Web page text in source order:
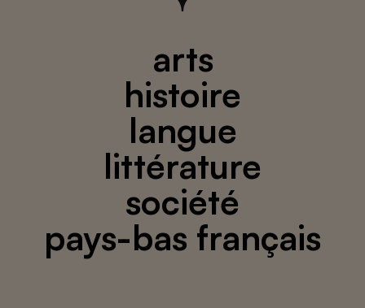
arts
histoire
langue
littérature
société
pays-bas français